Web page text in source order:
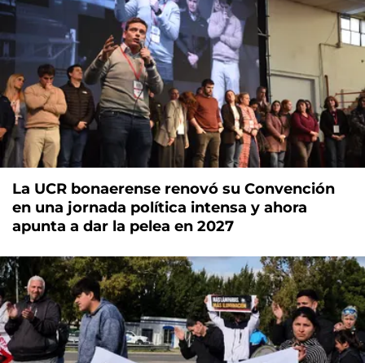
La UCR bonaerense renovó su Convención
en una jornada política intensa y ahora
apunta a dar la pelea en 2027